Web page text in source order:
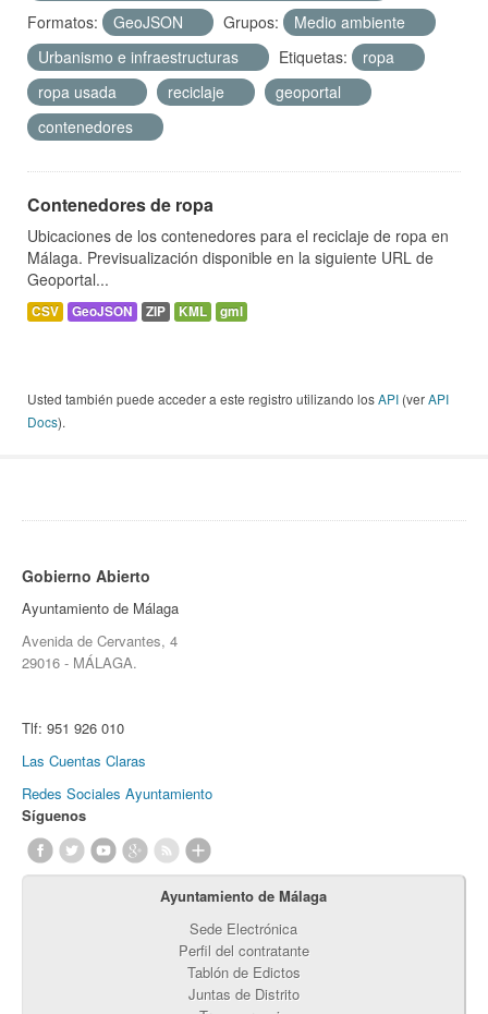
Formatos:
GeoJSON Grupos:
Medio ambiente
Urbanismo e infraestructuras
Etiquetas:
ropa
ropa usada
reciclaje
geoportal
contenedores
Contenedores de ropa
Ubicaciones de los contenedores para el reciclaje de ropa en
Málaga. Previsualización disponible en la siguiente URL de
Geoportal...
CSV GeoJSON ZIP KML gml
Usted también puede acceder a este registro utilizando losAPI (verAPI
Docs).
Gobierno Abierto
Ayuntamiento de Málaga
Avenida de Cervantes, 4
29016 - MÁLAGA.
Tlf: 951 926 010
Las Cuentas Claras
Redes Sociales Ayuntamiento
Síguenos
Ayuntamiento de Málaga
Sede Electrónica
Perfil del contratante
Tablón de Edictos
Juntas de Distrito